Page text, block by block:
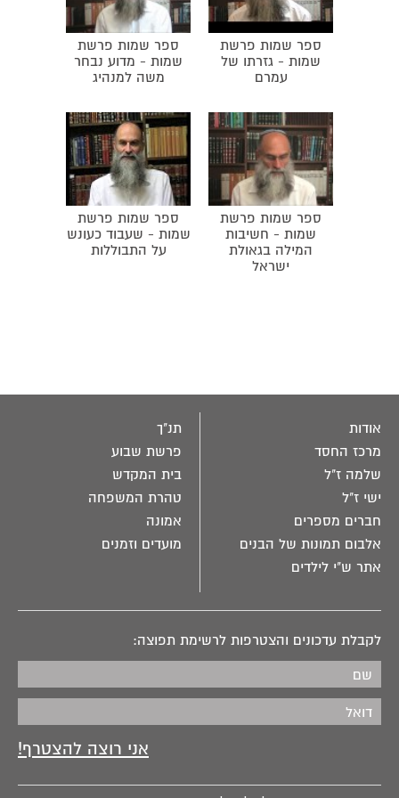
ספר שמות פרשת
שמות - גזרתו של
עמרם
ספר שמות פרשת
שמות - מדוע נבחר
משה למנהיג
ספר שמות פרשת
שמות - חשיבות
המילה בגאולת
ישראל
ספר שמות פרשת
שמות - שעבוד כעונש
על התבוללות
אודות
מרכז החסד
שלמה ז"ל
ישי ז"ל
חברים מספרים
אלבום תמונות של הבנים
אתר ש"י לילדים
תנ"ך
פרשת שבוע
בית המקדש
טהרת המשפחה
אמונה
מועדים וזמנים
לקבלת עדכונים והצטרפות לרשימת תפוצה: